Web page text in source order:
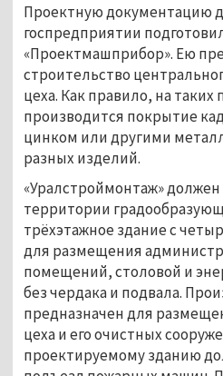
Проектную документацию
госпредприятии
«Проектмашприбор». Ею
строительство
цеха. Как правило, на таких
производится покрытие
цинком или другими
разных изделий.
«Уралстроймонтаж»
территории
трёхэтажное здание с
для размещения
помещений, столовой и
без чердака и подвала.
предназначен для
цеха и его очистных
проектируемому зданию